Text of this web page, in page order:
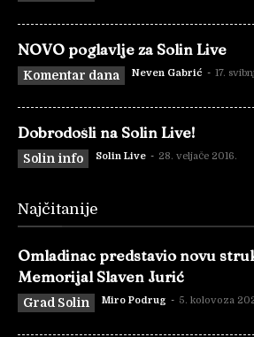
NOVO poglavlje za Solin Live
Komentar dana Neven Gabrić - 17.
Dobrodošli na Solin Live!
Solin info Solin Live - 28. veljače 2016.
Najčitanije
Omladinac predstavio novu
Memorijal Slaven Jurić
Grad Solin Miro Podrug - 5. kolovoza